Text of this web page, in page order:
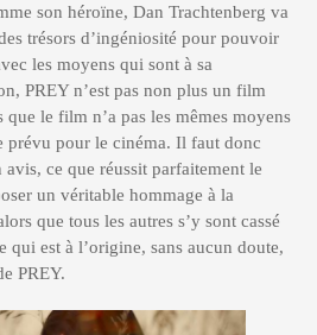
son héroïne, Dan Trachtenberg va
trésors d’ingéniosité pour pouvoir
les moyens qui sont à sa
PREY n’est pas non plus un film
que le film n’a pas les mêmes moyens
prévu pour le cinéma. Il faut donc
avis, ce que réussit parfaitement le
un véritable hommage à la
que tous les autres s’y sont cassé
qui est à l’origine, sans aucun doute,
PREY.